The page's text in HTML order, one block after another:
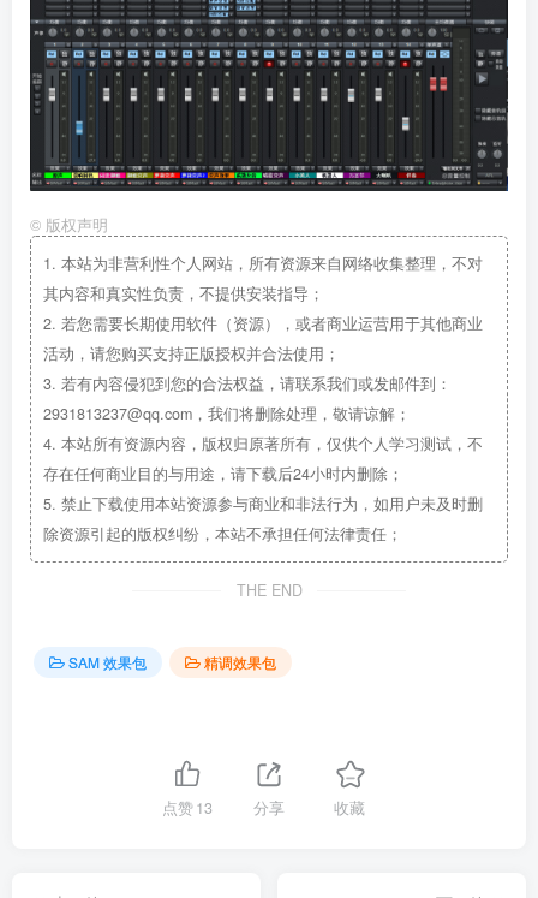
© 版权声明
1. 本站为非营利性个人网站，所有资源来自网络收集整理，不对
其内容和真实性负责，不提供安装指导；
2. 若您需要长期使用软件（资源），或者商业运营用于其他商业
活动，请您购买支持正版授权并合法使用；
3. 若有内容侵犯到您的合法权益，请联系我们或发邮件到：
2931813237@qq.com，我们将删除处理，敬请谅解；
4. 本站所有资源内容，版权归原著所有，仅供个人学习测试，不
存在任何商业目的与用途，请下载后24小时内删除；
5. 禁止下载使用本站资源参与商业和非法行为，如用户未及时删
除资源引起的版权纠纷，本站不承担任何法律责任；
THE END
SAM 效果包 精调效果包
点赞13 分享 收藏